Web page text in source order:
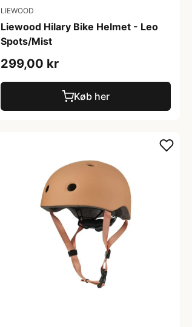
LIEWOOD
Liewood Hilary Bike Helmet - Leo
Spots/Mist
299,00 kr
Køb her